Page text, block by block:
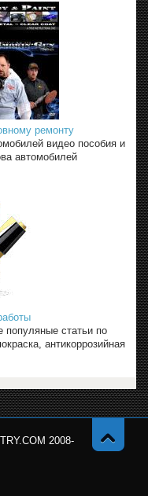
ремонту
видео пособия и
автомобилей
популяные статьи по
антикоррозийная
2008-